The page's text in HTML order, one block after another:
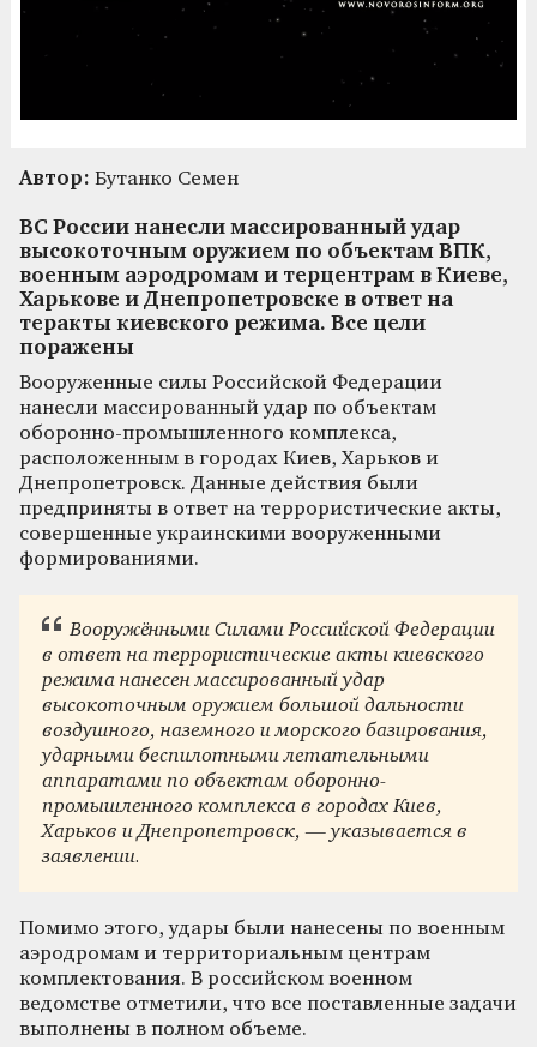
Автор: Бутанко Семен
ВС России нанесли массированный удар
высокоточным оружием по объектам ВПК,
военным аэродромам и терцентрам в Киеве,
Харькове и Днепропетровске в ответ на
теракты киевского режима. Все цели
поражены
Вооруженные силы Российской Федерации
нанесли массированный удар по объектам
оборонно-промышленного комплекса,
расположенным в городах Киев, Харьков и
Днепропетровск. Данные действия были
предприняты в ответ на террористические акты,
совершенные украинскими вооруженными
формированиями.
Вооружёнными Силами Российской Федерации
в ответ на террористические акты киевского
режима нанесен массированный удар
высокоточным оружием большой дальности
воздушного, наземного и морского базирования,
ударными беспилотными летательными
аппаратами по объектам оборонно-
промышленного комплекса в городах Киев,
Харьков и Днепропетровск, — указывается в
заявлении.
Помимо этого, удары были нанесены по военным
аэродромам и территориальным центрам
комплектования. В российском военном
ведомстве отметили, что все поставленные задачи
выполнены в полном объеме.